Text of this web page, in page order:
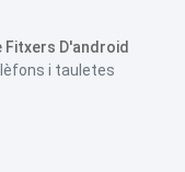
Fitxers D'android
i tauletes